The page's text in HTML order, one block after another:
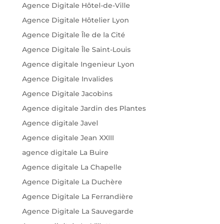
Agence Digitale Hôtel-de-Ville
Agence Digitale Hôtelier Lyon
Agence Digitale Île de la Cité
Agence Digitale Île Saint-Louis
Agence digitale Ingenieur Lyon
Agence Digitale Invalides
Agence Digitale Jacobins
Agence digitale Jardin des Plantes
Agence digitale Javel
Agence digitale Jean XXIII
agence digitale La Buire
Agence digitale La Chapelle
Agence Digitale La Duchère
Agence Digitale La Ferrandière
Agence Digitale La Sauvegarde